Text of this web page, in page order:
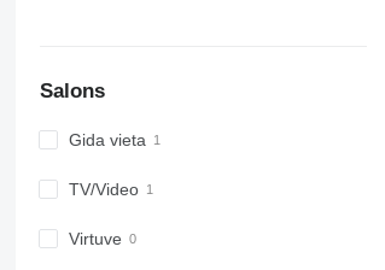
Salons
Gida vieta
TV/Video
Virtuve